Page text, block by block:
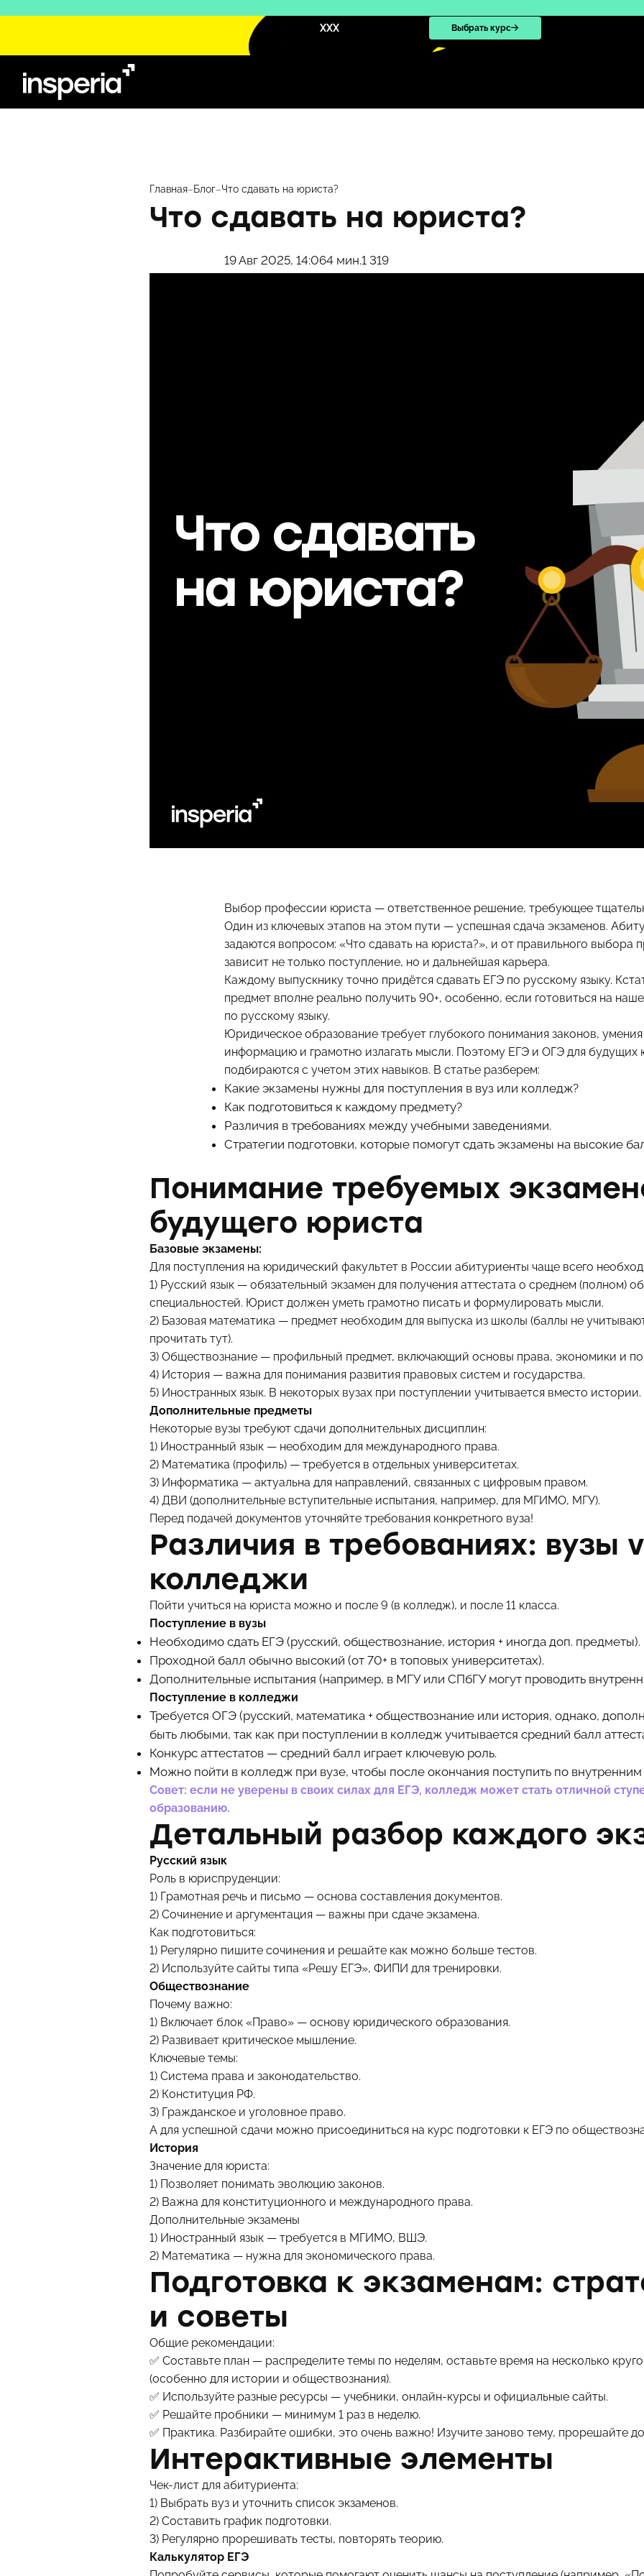
XXX Выбрать курс
Главная–Блог–Что сдавать на юриста?
Что сдавать на юриста?
19 Авг 2025, 14:064 мин.1 319
Выбор профессии юриста — ответственное решение, требующее
Один из ключевых этапов на этом пути — успешная сдача экзаменов.
задаются вопросом: «Что сдавать на юриста?», и от правильного выбора
зависит не только поступление, но и дальнейшая карьера.
Каждому выпускнику точно придётся сдавать ЕГЭ по русскому языку.
предмет вполне реально получить 90+, особенно, если готовиться на
по русскому языку.
Юридическое образование требует глубокого понимания законов,
информацию и грамотно излагать мысли. Поэтому ЕГЭ и ОГЭ для будущих
подбираются с учетом этих навыков. В статье разберем:
Какие экзамены нужны для поступления в вуз или колледж?
Как подготовиться к каждому предмету?
Различия в требованиях между учебными заведениями.
Стратегии подготовки, которые помогут сдать экзамены на высокие
Понимание требуемых
будущего юриста
Базовые экзамены:
Для поступления на юридический факультет в России абитуриенты чаще всего
1) Русский язык — обязательный экзамен для получения аттестата о среднем (полном)
специальностей. Юрист должен уметь грамотно писать и формулировать мысли.
2) Базовая математика — предмет необходим для выпуска из школы (баллы не
прочитать тут).
3) Обществознание — профильный предмет, включающий основы права, экономики и
4) История — важна для понимания развития правовых систем и государства.
5) Иностранных язык. В некоторых вузах при поступлении учитывается вместо истории.
Дополнительные предметы
Некоторые вузы требуют сдачи дополнительных дисциплин:
1) Иностранный язык — необходим для международного права.
2) Математика (профиль) — требуется в отдельных университетах.
3) Информатика — актуальна для направлений, связанных с цифровым правом.
4) ДВИ (дополнительные вступительные испытания, например, для МГИМО, МГУ).
Перед подачей документов уточняйте требования конкретного вуза!
Различия в требованиях: вузы
колледжи
Пойти учиться на юриста можно и после 9 (в колледж), и после 11 класса.
Поступление в вузы
Необходимо сдать ЕГЭ (русский, обществознание, история + иногда доп. предметы).
Проходной балл обычно высокий (от 70+ в топовых университетах).
Дополнительные испытания (например, в МГУ или СПбГУ могут проводить
Поступление в колледжи
Требуется ОГЭ (русский, математика + обществознание или история, однако,
быть любыми, так как при поступлении в колледж учитывается средний балл
Конкурс аттестатов — средний балл играет ключевую роль.
Можно пойти в колледж при вузе, чтобы после окончания поступить по
Совет: если не уверены в своих силах для ЕГЭ, колледж может стать отличной
образованию.
Детальный разбор каждого
Русский язык
Роль в юриспруденции:
1) Грамотная речь и письмо — основа составления документов.
2) Сочинение и аргументация — важны при сдаче экзамена.
Как подготовиться:
1) Регулярно пишите сочинения и решайте как можно больше тестов.
2) Используйте сайты типа «Решу ЕГЭ», ФИПИ для тренировки.
Обществознание
Почему важно:
1) Включает блок «Право» — основу юридического образования.
2) Развивает критическое мышление.
Ключевые темы:
1) Система права и законодательство.
2) Конституция РФ.
3) Гражданское и уголовное право.
А для успешной сдачи можно присоединиться на курс подготовки к ЕГЭ по
История
Значение для юриста:
1) Позволяет понимать эволюцию законов.
2) Важна для конституционного и международного права.
Дополнительные экзамены
1) Иностранный язык — требуется в МГИМО, ВШЭ.
2) Математика — нужна для экономического права.
Подготовка к экзаменам:
и советы
Общие рекомендации:
✅ Составьте план — распределите темы по неделям, оставьте время на несколько
(особенно для истории и обществознания).
✅ Используйте разные ресурсы — учебники, онлайн-курсы и официальные сайты.
✅ Решайте пробники — минимум 1 раз в неделю.
✅ Практика. Разбирайте ошибки, это очень важно! Изучите заново тему, прорешайте
Интерактивные элементы
Чек-лист для абитуриента:
1) Выбрать вуз и уточнить список экзаменов.
2) Составить график подготовки.
3) Регулярно прорешивать тесты, повторять теорию.
Калькулятор ЕГЭ